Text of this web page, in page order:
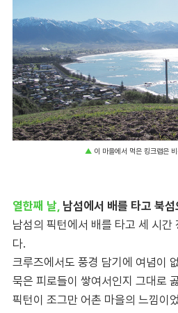
▲ 이 마을에서 먹은 킹크랩은
열한째 날, 남섬에서 배를 타고 북
남섬의 픽턴에서 배를 타고 세 시간
다.
크루즈에서도 풍경 담기에 여념이
묵은 피로들이 쌓여서인지 그대로
픽턴이 조그만 어촌 마을의 느낌이